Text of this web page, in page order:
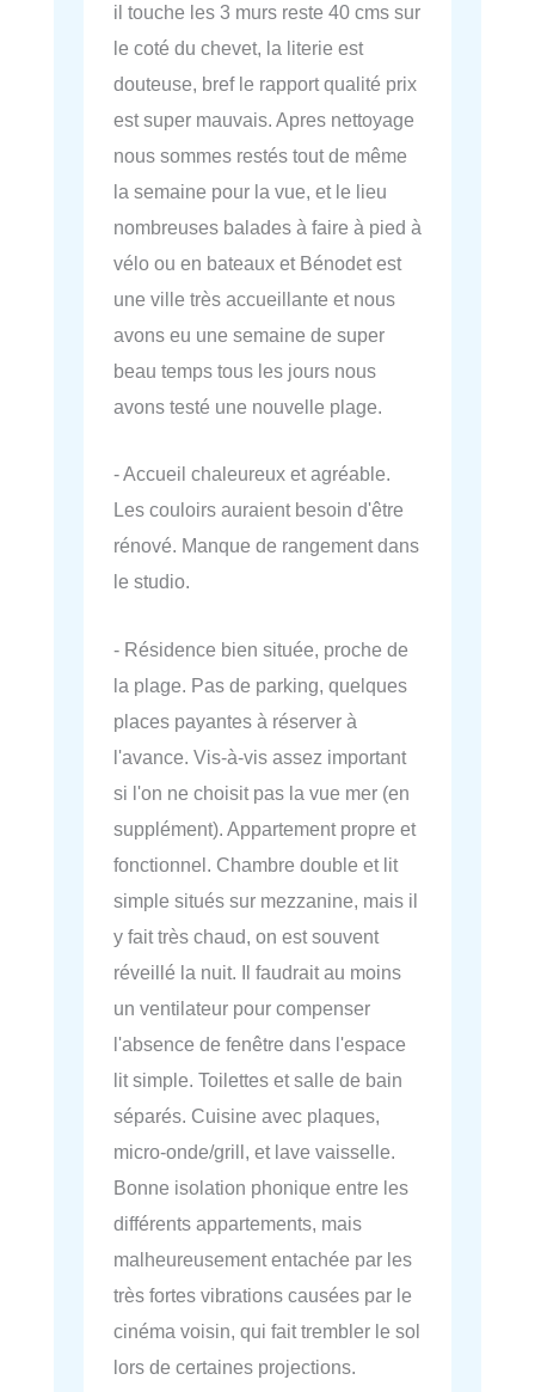
il touche les 3 murs reste 40 cms sur
le coté du chevet, la literie est
douteuse, bref le rapport qualité prix
est super mauvais. Apres nettoyage
nous sommes restés tout de même
la semaine pour la vue, et le lieu
nombreuses balades à faire à pied à
vélo ou en bateaux et Bénodet est
une ville très accueillante et nous
avons eu une semaine de super
beau temps tous les jours nous
avons testé une nouvelle plage.
- Accueil chaleureux et agréable.
Les couloirs auraient besoin d'être
rénové. Manque de rangement dans
le studio.
- Résidence bien située, proche de
la plage. Pas de parking, quelques
places payantes à réserver à
l'avance. Vis-à-vis assez important
si l'on ne choisit pas la vue mer (en
supplément). Appartement propre et
fonctionnel. Chambre double et lit
simple situés sur mezzanine, mais il
y fait très chaud, on est souvent
réveillé la nuit. Il faudrait au moins
un ventilateur pour compenser
l'absence de fenêtre dans l'espace
lit simple. Toilettes et salle de bain
séparés. Cuisine avec plaques,
micro-onde/grill, et lave vaisselle.
Bonne isolation phonique entre les
différents appartements, mais
malheureusement entachée par les
très fortes vibrations causées par le
cinéma voisin, qui fait trembler le sol
lors de certaines projections.